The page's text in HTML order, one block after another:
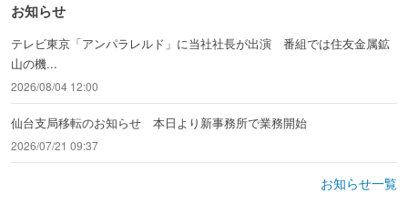
お知らせ
テレビ東京「アンパラレルド」に当社社長が出演 番組では住友金属鉱
山の機...
2026/08/04 12:00
仙台支局移転のお知らせ 本日より新事務所で業務開始
2026/07/21 09:37
お知らせ一覧